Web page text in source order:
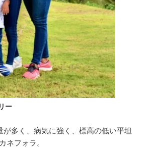
ー
多く、病気に強く、標高の低い平坦
ネフォラ。